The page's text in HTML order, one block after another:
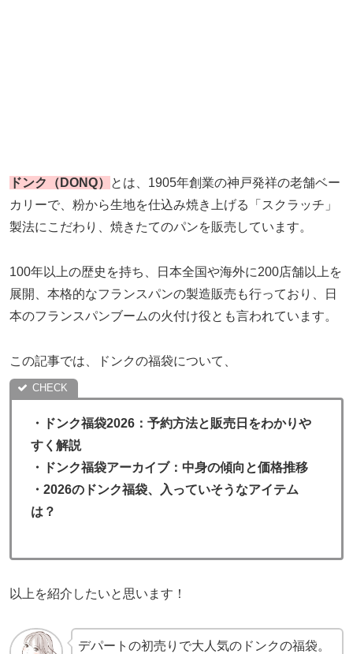
ドンク（DONQ）
とは、1905年創業の神戸発祥の老舗ベー
カリーで、粉から生地を仕込み焼き上げる「スクラッチ」
製法にこだわり、焼きたてのパンを販売しています。
100年以上の歴史を持ち、日本全国や海外に200店舗以上を
展開、本格的なフランスパンの製造販売も行っており、日
本のフランスパンブームの火付け役とも言われています。
この記事では、ドンクの福袋について、
・
ドンク福袋2026：予約方法と販売日をわかりや
すく解説
・ドンク福袋アーカイブ：中身の傾向と価格推移
・2026のドンク福袋、入っていそうなアイテム
は？
以上を紹介したいと思います！
デパートの初売りで大人気のドンクの福袋。